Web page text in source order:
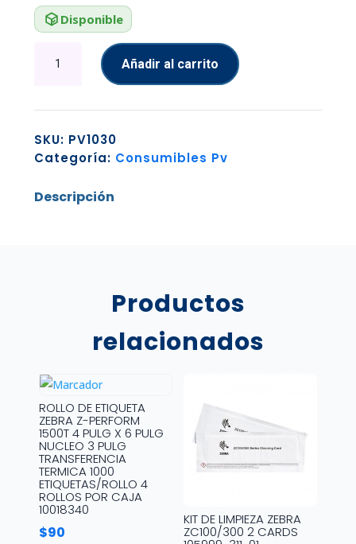
Disponible
NEGRO
cantidad
Añadir al carrito
SKU: PV1030
Categoría: Consumibles Pv
Descripción
Productos
relacionados
ROLLO DE ETIQUETA
ZEBRA Z-PERFORM
1500T 4 PULG X 6 PULG
NUCLEO 3 PULG
TRANSFERENCIA
TERMICA 1000
ETIQUETAS/ROLLO 4
ROLLOS POR CAJA
10018340
$90
KIT DE LIMPIEZA ZEBRA
ZC100/300 2 CARDS